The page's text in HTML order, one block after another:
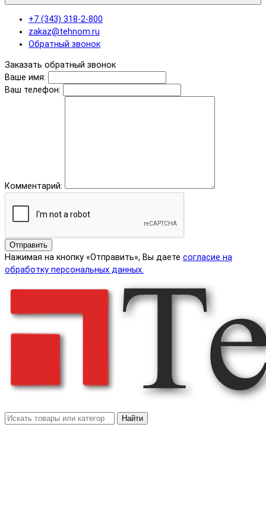
+7 (343) 318-2-800
zakaz@tehnom.ru
Обратный звонок
Заказать обратный звонок
Ваше имя:
Ваш телефон:
Комментарий:
Отправить
Нажимая на кнопку «Отправить», Вы даете согласие на
обработку персональных данных.
Найти